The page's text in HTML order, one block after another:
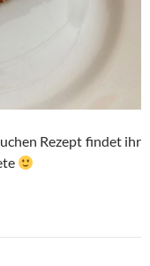
Rezept findet ihr